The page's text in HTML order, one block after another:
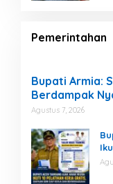
Pemerintahan
Bupati Armia:
Berdampak
Agustus 7, 2026